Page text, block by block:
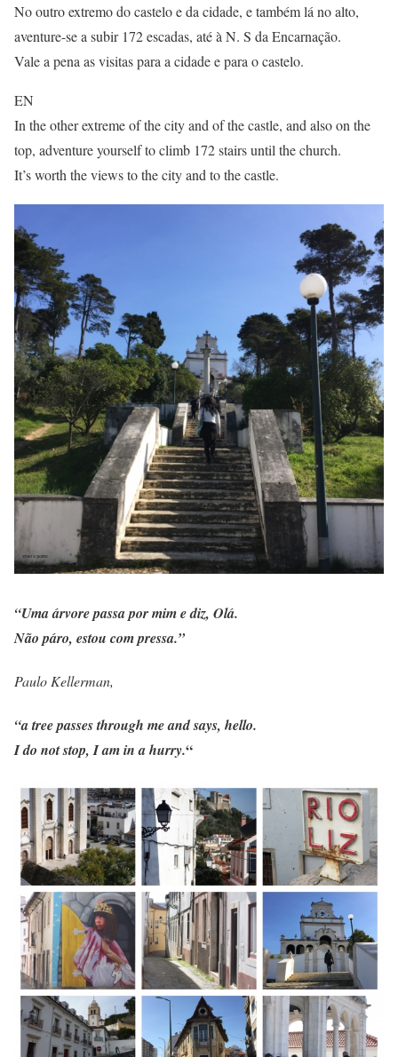
No outro extremo do castelo e da cidade, e também lá no alto,
aventure-se a subir 172 escadas, até à N. S da Encarnação.
Vale a pena as visitas para a cidade e para o castelo.
EN
In the other extreme of the city and of the castle, and also on the
top, adventure yourself to climb 172 stairs until the church.
It’s worth the views to the city and to the castle.
“Uma árvore passa por mim e diz, Olá.
Não páro, estou com pressa.”
Paulo Kellerman,
“a tree passes through me and says, hello.
I do not stop, I am in a hurry.“